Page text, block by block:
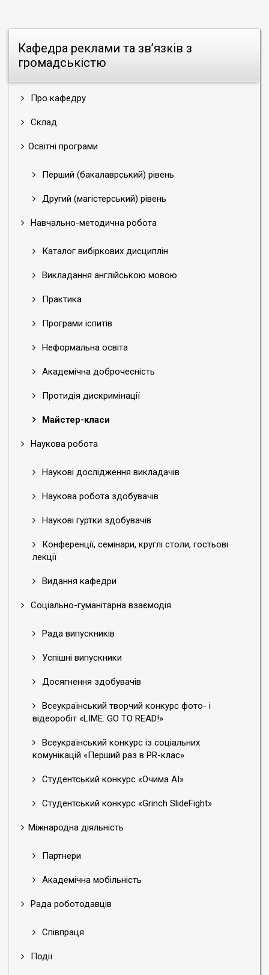
Кафедра реклами та зв’язків з
громадськістю
Про кафедру
Склад
Освітні програми
Перший (бакалаврський) рівень
Другий (магістерський) рівень
Навчально-методична робота
Каталог вибіркових дисциплін
Викладання англійською мовою
Практика
Програми іспитів
Неформальна освіта
Академічна доброчесність
Протидія дискримінації
Майстер-класи
Наукова робота
Наукові дослідження викладачів
Наукова робота здобувачів
Наукові гуртки здобувачів
Конференції, семінари, круглі столи, гостьові
лекції
Видання кафедри
Соціально-гуманітарна взаємодія
Рада випускників
Успішні випускники
Досягнення здобувачів
Всеукраїнський творчий конкурс фото- і
відеоробіт «LIME. GO TO READ!»
Всеукраїнський конкурс із соціальних
комунікацій «Перший раз в PR-клас»
Студентський конкурс «Очима АІ»
Студентський конкурс «Grinch SlideFight»
Міжнародна діяльність
Партнери
Академічна мобільність
Рада роботодавців
Співпраця
Події